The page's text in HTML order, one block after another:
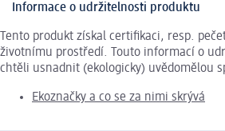
Informace o udržitelnosti produktu
Tento produkt získal certifikaci, resp.
životnímu prostředí. Touto informací o
chtěli usnadnit (ekologicky) uvědomělou
Ekoznačky a co se za nimi skrývá